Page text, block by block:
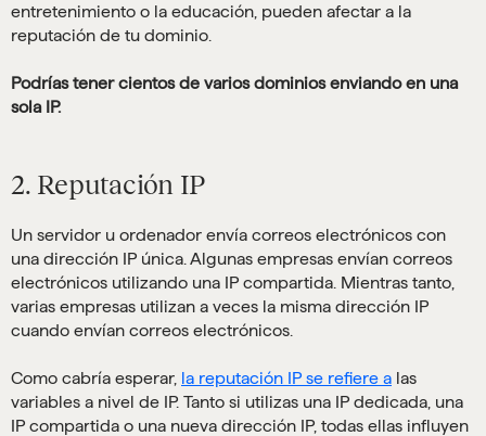
entretenimiento o la educación, pueden afectar a la
reputación de tu dominio.
Podrías tener cientos de varios dominios enviando en una
sola IP.
2. Reputación IP
Un servidor u ordenador envía correos electrónicos con
una dirección IP única. Algunas empresas envían correos
electrónicos utilizando una IP compartida. Mientras tanto,
varias empresas utilizan a veces la misma dirección IP
cuando envían correos electrónicos.
Como cabría esperar, la reputación IP se refiere a las
variables a nivel de IP. Tanto si utilizas una IP dedicada, una
IP compartida o una nueva dirección IP, todas ellas influyen